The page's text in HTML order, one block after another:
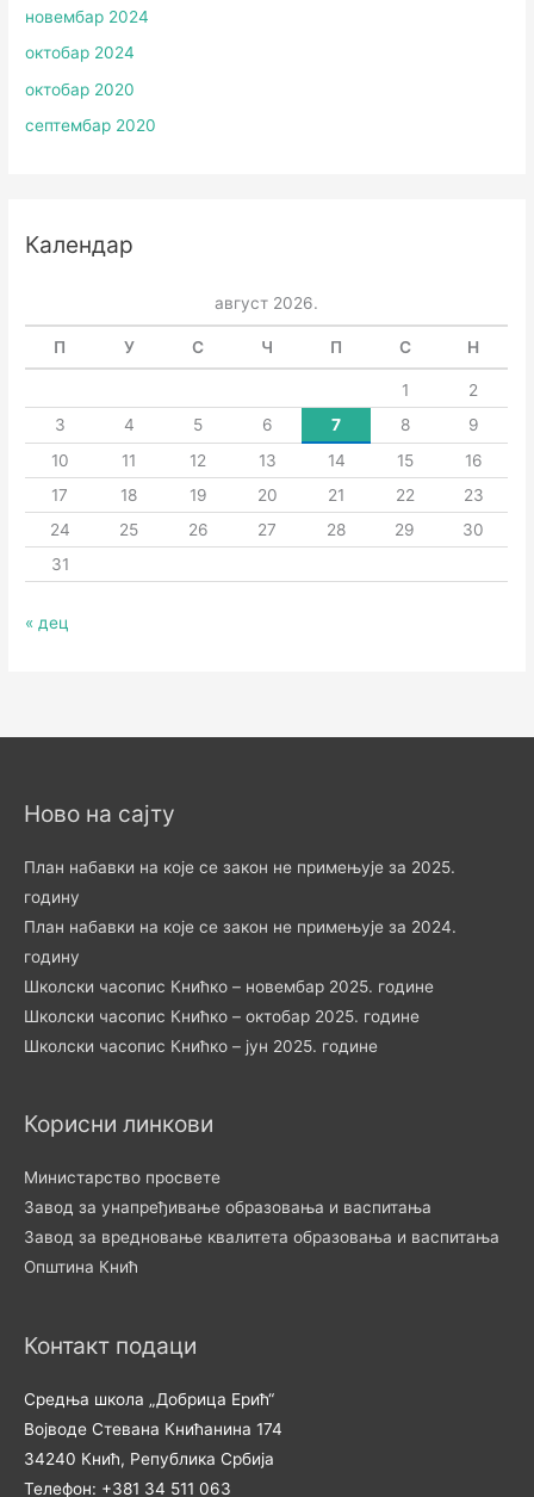
новембар 2024
октобар 2024
октобар 2020
септембар 2020
Календар
август 2026.
П У С Ч П С Н
1
2
3
4 5 6 7 8
9
10
11 12 13 14 15
16
17
18 19 20 21 22
23
24
25 26 27 28 29
30
31
« дец
Ново на сајту
План набавки на које се закон не примењује за 2025.
годину
План набавки на које се закон не примењује за 2024.
годину
Школски часопис Книћко – новембар 2025. године
Школски часопис Книћко – октобар 2025. године
Школски часопис Книћко – јун 2025. године
Корисни линкови
Министарство просвете
Завод за унапређивање образовања и васпитања
Завод за вредновање квалитета образовања и васпитања
Општина Кнић
Контакт подаци
Средња школа „Добрица Ерић“
Војводе Стевана Книћанина 174
34240 Кнић, Република Србија
Телефон: +381 34 511 063